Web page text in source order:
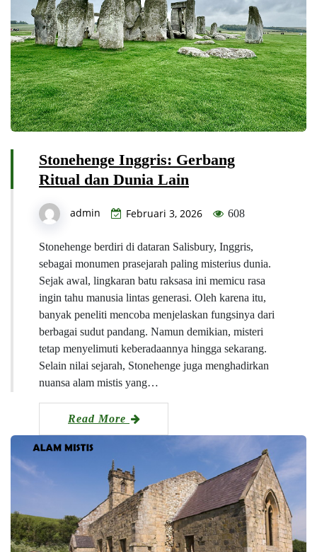
Stonehenge Inggris: Gerbang
Ritual dan Dunia Lain
admin Februari 3, 2026 608
Stonehenge berdiri di dataran Salisbury, Inggris,
sebagai monumen prasejarah paling misterius dunia.
Sejak awal, lingkaran batu raksasa ini memicu rasa
ingin tahu manusia lintas generasi. Oleh karena itu,
banyak peneliti mencoba menjelaskan fungsinya dari
berbagai sudut pandang. Namun demikian, misteri
tetap menyelimuti keberadaannya hingga sekarang.
Selain nilai sejarah, Stonehenge juga menghadirkan
nuansa alam mistis yang…
Read More